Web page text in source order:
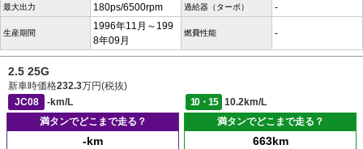
最大出力 180ps/6500rpm 過給器（ターボ） -
生産期間
1996年11月～199
8年09月
燃費性能 -
2.5 25G
新車時価格232.3万円(税抜)
JC08
-km/L 10・15
10.2km/L
満タンでどこまで走る？
-km
満タンでどこまで走る？
663km